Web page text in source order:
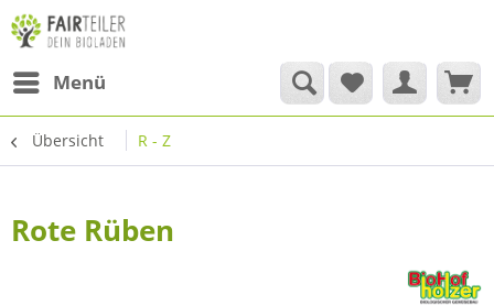
Menü
Übersicht R - Z
Rote Rüben